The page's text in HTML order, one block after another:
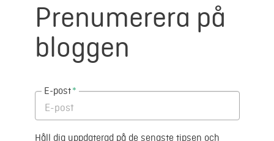
Prenumerera på
bloggen
E-post*
Håll dig uppdaterad på de senaste tipsen och